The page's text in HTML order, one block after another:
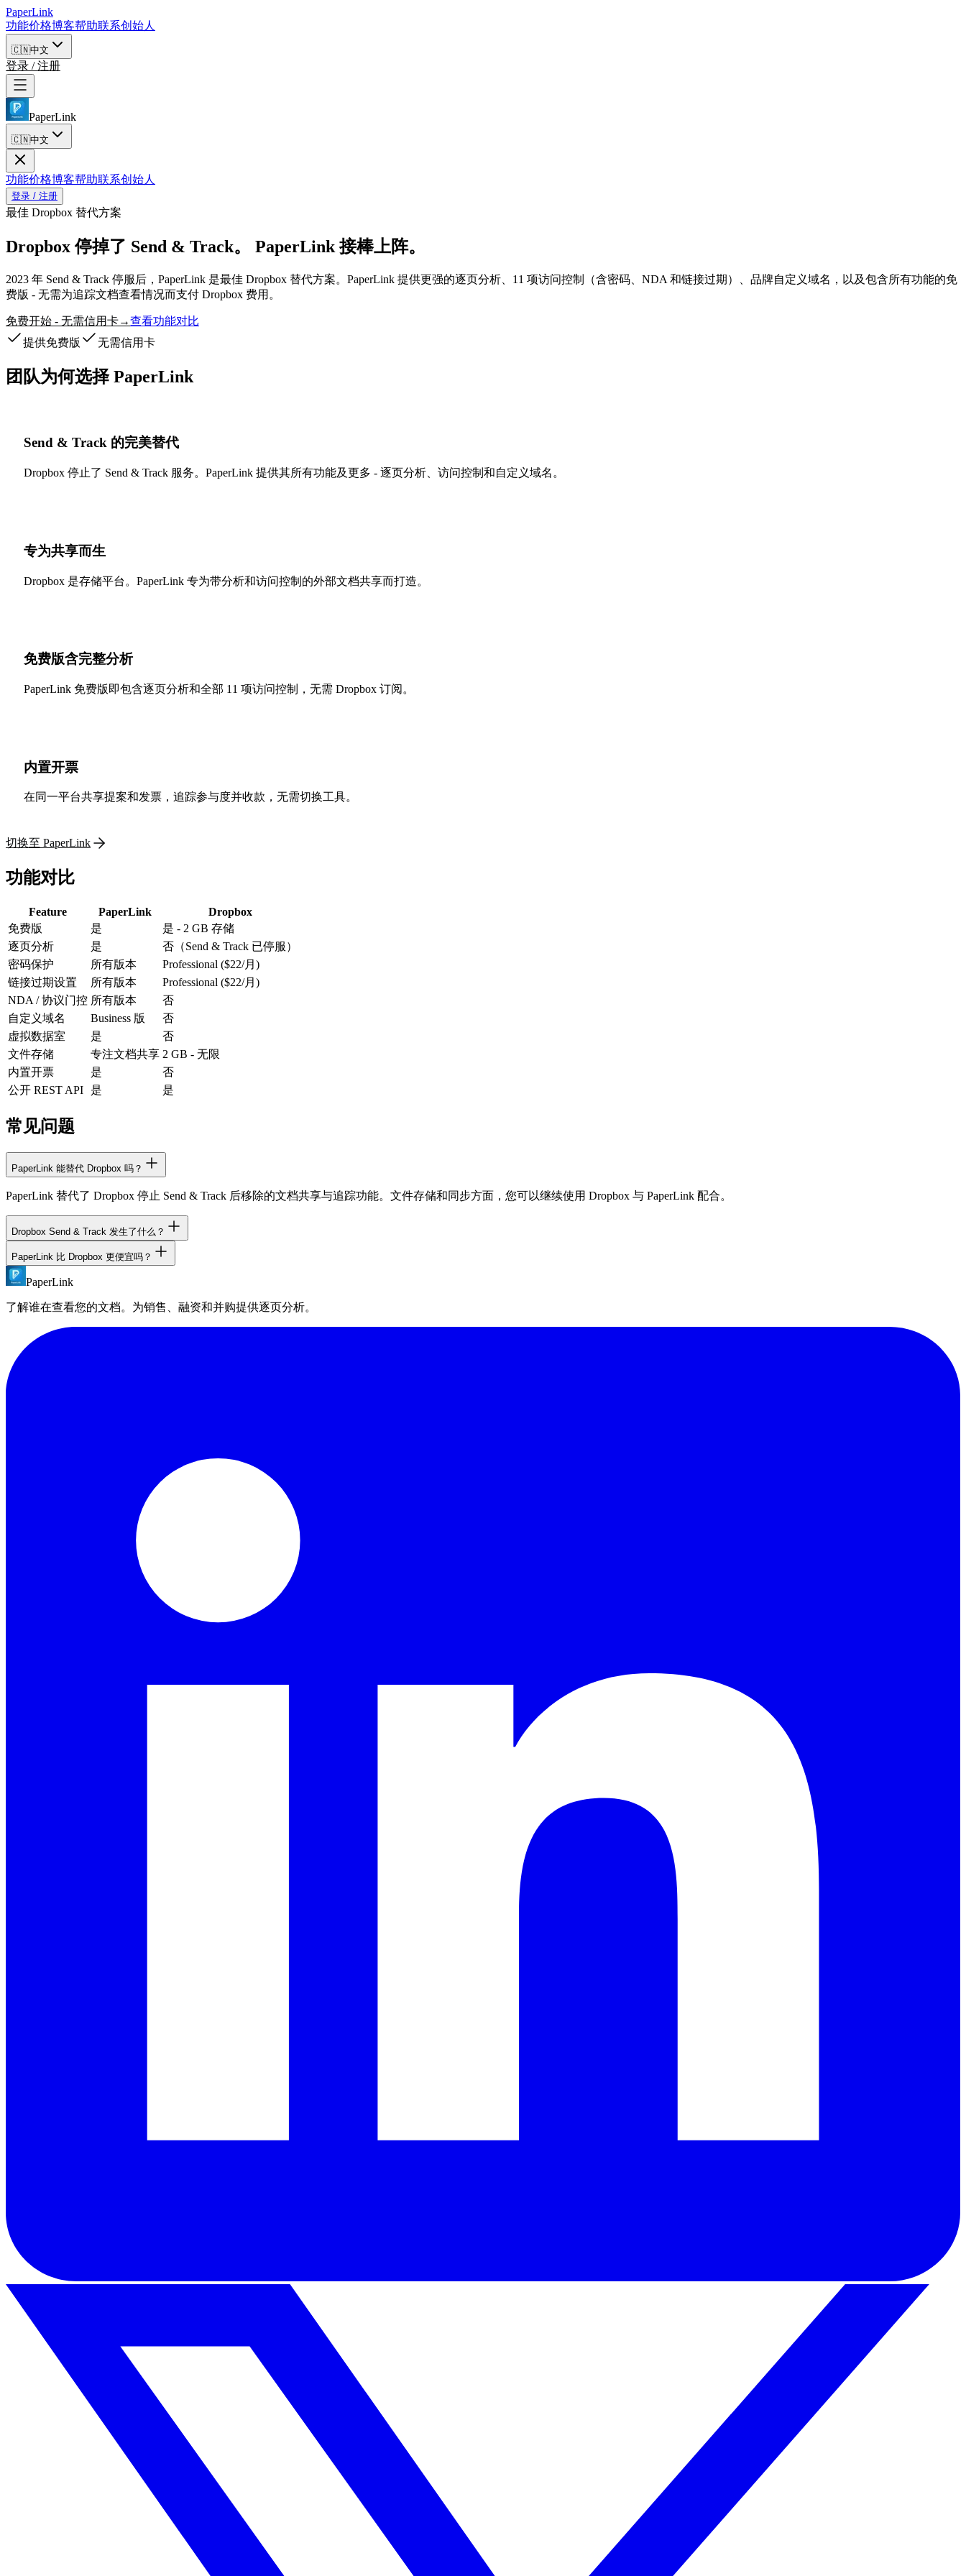
PaperLink
功能价格博客帮助联系创始人
🇨🇳中文
登录 / 注册
PaperLink
🇨🇳中文
功能价格博客帮助联系创始人
登录 / 注册
最佳 Dropbox 替代方案
Dropbox 停掉了 Send & Track。 PaperLink 接棒上阵。
2023 年 Send & Track 停服后，PaperLink 是最佳 Dropbox 替代方案。PaperLink 提供更强的逐页分析、11 项访问控制（含密码、NDA 和链接过期）、品牌自定义域名，以及包含所有功能的免
费版 - 无需为追踪文档查看情况而支付 Dropbox 费用。
免费开始 - 无需信用卡→查看功能对比
提供免费版
无需信用卡
团队为何选择 PaperLink
Send & Track 的完美替代
Dropbox 停止了 Send & Track 服务。PaperLink 提供其所有功能及更多 - 逐页分析、访问控制和自定义域名。
专为共享而生
Dropbox 是存储平台。PaperLink 专为带分析和访问控制的外部文档共享而打造。
免费版含完整分析
PaperLink 免费版即包含逐页分析和全部 11 项访问控制，无需 Dropbox 订阅。
内置开票
在同一平台共享提案和发票，追踪参与度并收款，无需切换工具。
切换至 PaperLink
功能对比
Feature PaperLink
Dropbox
免费版
是
是 - 2 GB 存储
逐页分析
是
否（Send & Track 已停服）
密码保护
所有版本
Professional ($22/月)
链接过期设置
所有版本
Professional ($22/月)
NDA / 协议门控 所有版本
否
自定义域名
Business 版
否
虚拟数据室
是
否
文件存储
专注文档共享 2 GB - 无限
内置开票
是
否
公开 REST API
是 是
常见问题
PaperLink 能替代 Dropbox 吗？
PaperLink 替代了 Dropbox 停止 Send & Track 后移除的文档共享与追踪功能。文件存储和同步方面，您可以继续使用 Dropbox 与 PaperLink 配合。
Dropbox Send & Track 发生了什么？
Dropbox 收购 DocSend 后于 2023 年停止了 Send & Track 服务。依赖 Send & Track 的用户现在需要 PaperLink 这样的替代方案来进行带分析功能的文档共享。
PaperLink 比 Dropbox 更便宜吗？
是的。PaperLink 免费版即包含文档共享分析。Dropbox Professional 每月 $22，且不再包含文档追踪功能（Send & Track 已停服）。
PaperLink
了解谁在查看您的文档。为销售、融资和并购提供逐页分析。